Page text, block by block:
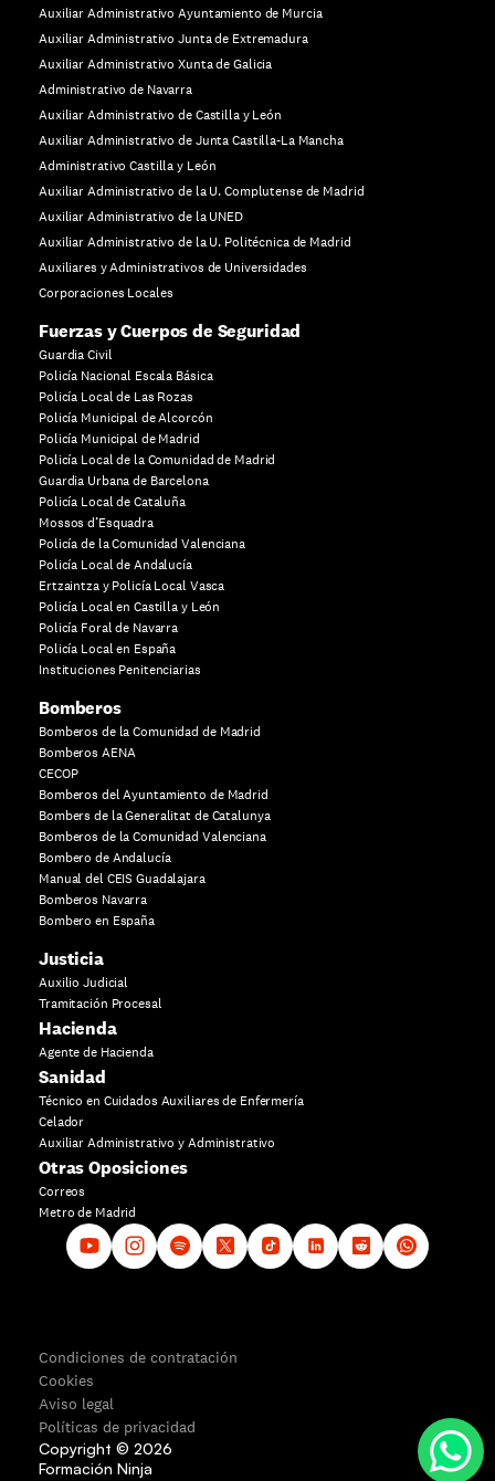
Auxiliar Administrativo Ayuntamiento de Murcia
Auxiliar Administrativo Junta de Extremadura
Auxiliar Administrativo Xunta de Galicia
Administrativo de Navarra
Auxiliar Administrativo de Castilla y León
Auxiliar Administrativo de Junta Castilla-La Mancha
Administrativo Castilla y León
Auxiliar Administrativo de la U. Complutense de Madrid
Auxiliar Administrativo de la UNED
Auxiliar Administrativo de la U. Politécnica de Madrid
Auxiliares y Administrativos de Universidades
Corporaciones Locales
Fuerzas y Cuerpos de Seguridad
Guardia Civil
Policía Nacional Escala Básica
Policía Local de Las Rozas
Policía Municipal de Alcorcón
Policía Municipal de Madrid
Policía Local de la Comunidad de Madrid
Guardia Urbana de Barcelona
Policía Local de Cataluña
Mossos d’Esquadra
Policía de la Comunidad Valenciana
Policía Local de Andalucía
Ertzaintza y Policía Local Vasca
Policía Local en Castilla y León
Policía Foral de Navarra
Policía Local en España
Instituciones Penitenciarias
Bomberos
Bomberos de la Comunidad de Madrid
Bomberos AENA
CECOP
Bomberos del Ayuntamiento de Madrid
Bombers de la Generalitat de Catalunya
Bomberos de la Comunidad Valenciana
Bombero de Andalucía
Manual del CEIS Guadalajara
Bomberos Navarra
Bombero en España
Justicia
Auxilio Judicial
Tramitación Procesal
Hacienda
Agente de Hacienda
Sanidad
Técnico en Cuidados Auxiliares de Enfermería
Celador
Auxiliar Administrativo y Administrativo
Otras Oposiciones
Correos
Metro de Madrid
Condiciones de contratación
Cookies
Aviso legal
Políticas de privacidad
Copyright © 2026
Formación Ninja